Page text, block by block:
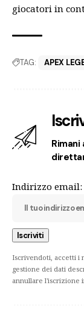
giocatori in
TAG: APEX
Indirizzo email:
Iscrivendoti, accetti i
gestione dei dati
annullare l'iscrizione